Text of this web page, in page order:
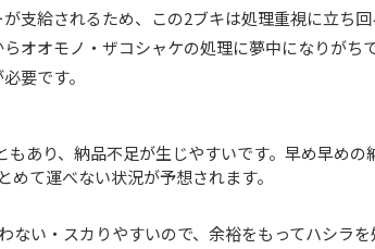
支給されるため、この2ブキは処理重視に立ち
オオモノ・ザコシャケの処理に夢中になりがちで
要です。
あり、納品不足が生じやすいです。早め早めの
て運べない状況が予想されます。
ない・スカりやすいので、余裕をもってハシラを